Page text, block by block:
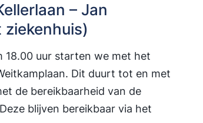
– Jan
18.00 uur starten we met het
Dit duurt tot en met
de bereikbaarheid van de
blijven bereikbaar via het